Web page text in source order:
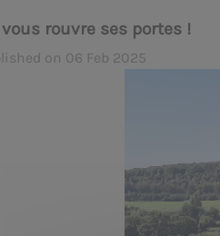
rouvre ses portes !
on 06 Feb 2025